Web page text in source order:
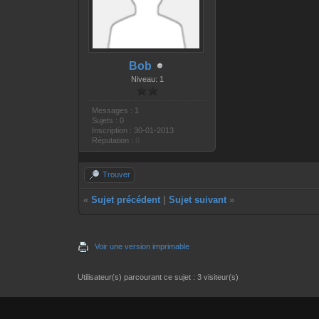
Bob
Niveau: 1
Messages : 1
Sujets : 0
Inscription : 30-01-2013
Réputation :
Trouver
«Sujet précédent |Sujet suivant »
Voir une version imprimable
Utilisateur(s) parcourant ce sujet : 3 visiteur(s)